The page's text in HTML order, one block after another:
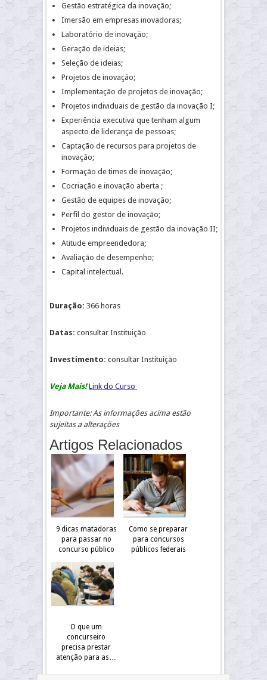
Gestão estratégica da inovação;
Imersão em empresas inovadoras;
Laboratório de inovação;
Geração de ideias;
Seleção de ideias;
Projetos de inovação;
Implementação de projetos de inovação;
Projetos individuais de gestão da inovação I;
Experiência executiva que tenham algum
aspecto de liderança de pessoas;
Captação de recursos para projetos de
inovação;
Formação de times de inovação;
Cocriação e inovação aberta ;
Gestão de equipes de inovação;
Perfil do gestor de inovação;
Projetos individuais de gestão da inovação II;
Atitude empreendedora;
Avaliação de desempenho;
Capital intelectual.
Duração: 366 horas
Datas: consultar Instituição
Investimento: consultar Instituição
Veja Mais! Link do Curso
Importante: As informações acima estão
sujeitas a alterações
Artigos Relacionados
9 dicas matadoras
para passar no
concurso público
Como se preparar
para concursos
públicos federais
O que um
concurseiro
precisa prestar
atenção para as…